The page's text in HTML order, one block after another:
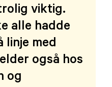
viktig.
alle hadde
linje med
også hos
og